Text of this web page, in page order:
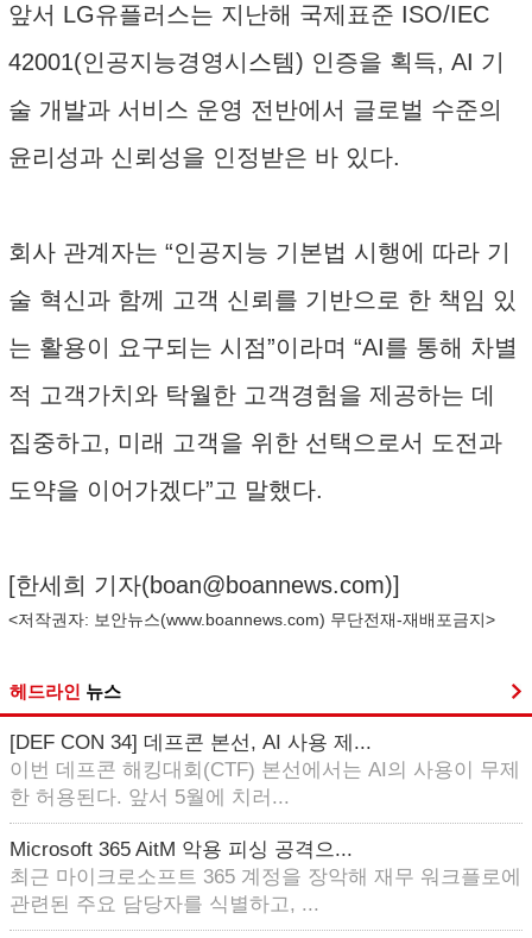
앞서 LG유플러스는 지난해 국제표준 ISO/IEC
42001(인공지능경영시스템) 인증을 획득, AI 기
술 개발과 서비스 운영 전반에서 글로벌 수준의
윤리성과 신뢰성을 인정받은 바 있다.
회사 관계자는 “인공지능 기본법 시행에 따라 기
술 혁신과 함께 고객 신뢰를 기반으로 한 책임 있
는 활용이 요구되는 시점”이라며 “AI를 통해 차별
적 고객가치와 탁월한 고객경험을 제공하는 데
집중하고, 미래 고객을 위한 선택으로서 도전과
도약을 이어가겠다”고 말했다.
[한세희 기자(boan@boannews.com)]
<저작권자: 보안뉴스(www.boannews.com) 무단전재-재배포금지>
헤드라인 뉴스
[DEF CON 34] 데프콘 본선, AI 사용 제...
이번 데프콘 해킹대회(CTF) 본선에서는 AI의 사용이 무제
한 허용된다. 앞서 5월에 치러...
Microsoft 365 AitM 악용 피싱 공격으...
최근 마이크로소프트 365 계정을 장악해 재무 워크플로에
관련된 주요 담당자를 식별하고, ...